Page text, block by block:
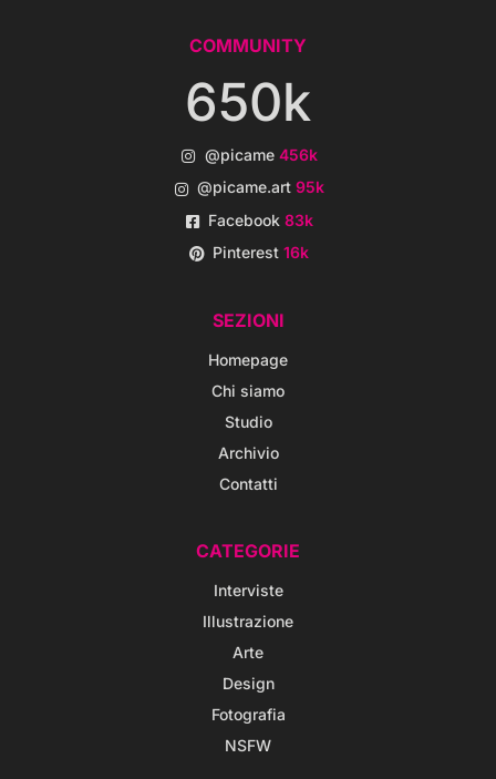
COMMUNITY
650k
@picame 456k
@picame.art95k
Facebook83k
Pinterest16k
SEZIONI
Homepage
Chi siamo
Studio
Archivio
Contatti
CATEGORIE
Interviste
Illustrazione
Arte
Design
Fotografia
NSFW